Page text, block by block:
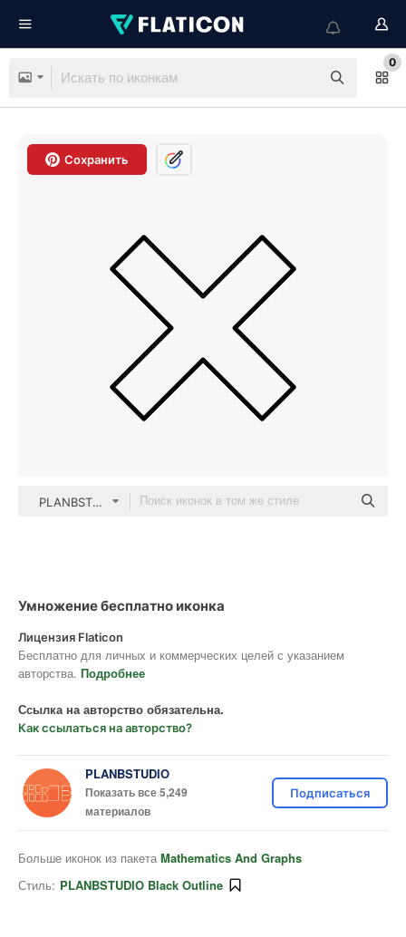
0
Сохранить
PLANBSTUDIO black outline
Умножение бесплатно иконка
Лицензия Flaticon
Бесплатно для личных и коммерческих целей с указанием
авторства. Подробнее
Ссылка на авторство обязательна.
Как ссылаться на авторство?
PLANBSTUDIO
Показать все 5,249
материалов
Подписаться
Больше иконок из пакета Mathematics And Graphs
Стиль: PLANBSTUDIO Black Outline